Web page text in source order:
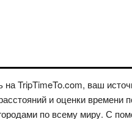
на TripTimeTo.com, ваш
и оценки времени
по всему миру. С